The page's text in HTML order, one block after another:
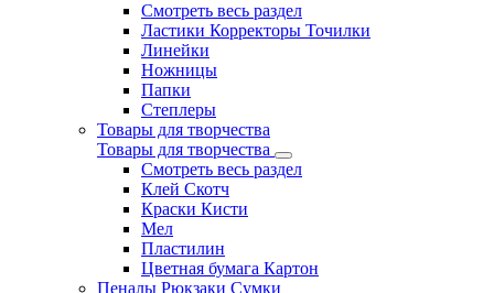
Смотреть весь раздел
Ластики Корректоры Точилки
Линейки
Ножницы
Папки
Степлеры
Товары для творчества
Товары для творчества
Смотреть весь раздел
Клей Скотч
Краски Кисти
Мел
Пластилин
Цветная бумага Картон
Пеналы Рюкзаки Сумки